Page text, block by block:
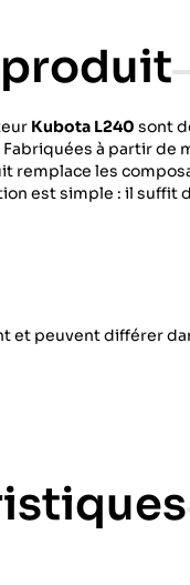
Kubota L240 sont
à partir
remplace les
est simple : il suffit
peuvent différer